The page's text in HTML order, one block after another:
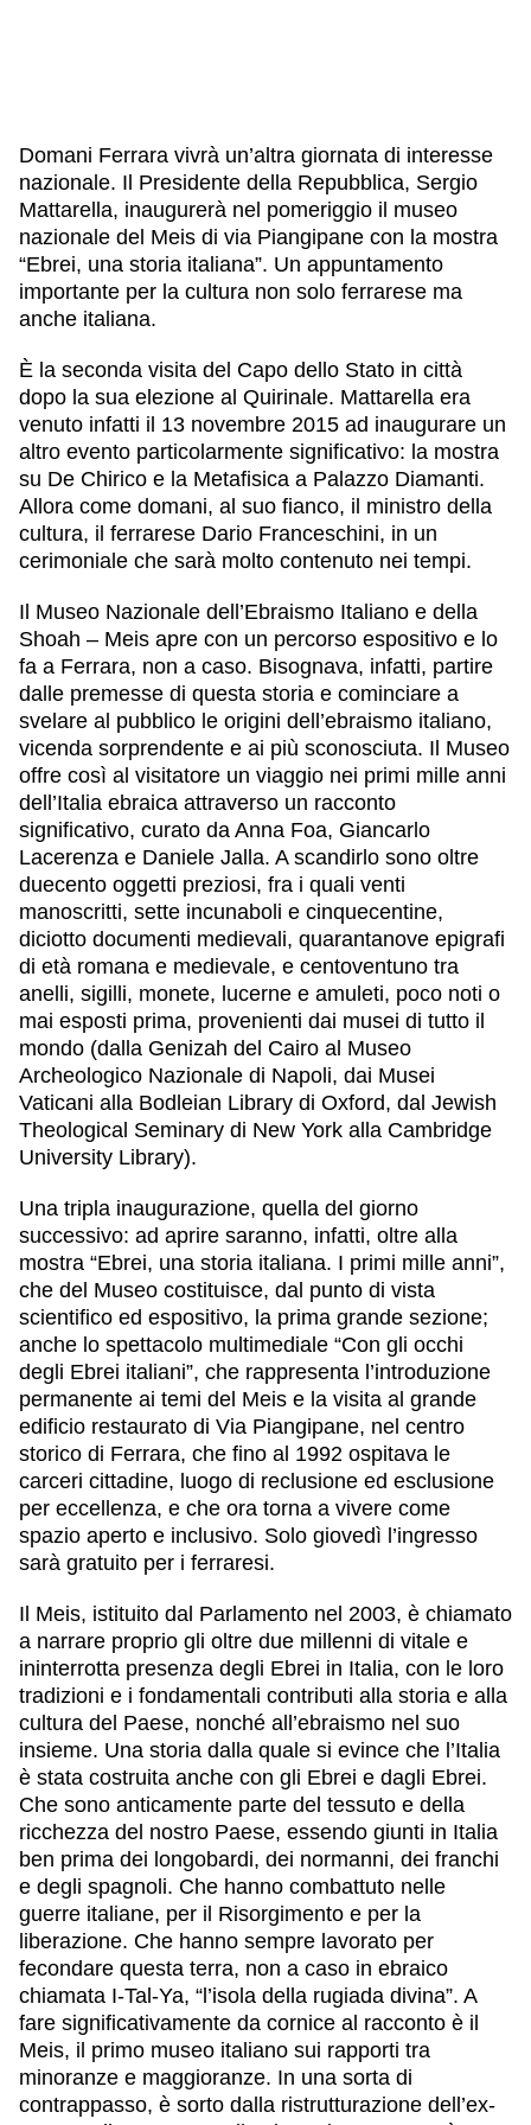
CALENDARIO & FESTIVITÀ
OGGETTI & SIMBOLI
IL CICLO DELLA VITA
#ITALIAEBRAICA
Domani Ferrara vivrà un’altra giornata di interesse
nazionale. Il Presidente della Repubblica, Sergio
Mattarella, inaugurerà nel pomeriggio il museo
nazionale del Meis di via Piangipane con la mostra
“Ebrei, una storia italiana”. Un appuntamento
importante per la cultura non solo ferrarese ma
anche italiana.
È la seconda visita del Capo dello Stato in città
dopo la sua elezione al Quirinale. Mattarella era
venuto infatti il 13 novembre 2015 ad inaugurare un
altro evento particolarmente significativo: la mostra
su De Chirico e la Metafisica a Palazzo Diamanti.
Allora come domani, al suo fianco, il ministro della
cultura, il ferrarese Dario Franceschini, in un
cerimoniale che sarà molto contenuto nei tempi.
Il Museo Nazionale dell’Ebraismo Italiano e della
Shoah – Meis apre con un percorso espositivo e lo
fa a Ferrara, non a caso. Bisognava, infatti, partire
dalle premesse di questa storia e cominciare a
svelare al pubblico le origini dell’ebraismo italiano,
vicenda sorprendente e ai più sconosciuta. Il Museo
offre così al visitatore un viaggio nei primi mille anni
dell’Italia ebraica attraverso un racconto
significativo, curato da Anna Foa, Giancarlo
Lacerenza e Daniele Jalla. A scandirlo sono oltre
duecento oggetti preziosi, fra i quali venti
manoscritti, sette incunaboli e cinquecentine,
diciotto documenti medievali, quarantanove epigrafi
di età romana e medievale, e centoventuno tra
anelli, sigilli, monete, lucerne e amuleti, poco noti o
mai esposti prima, provenienti dai musei di tutto il
mondo (dalla Genizah del Cairo al Museo
Archeologico Nazionale di Napoli, dai Musei
Vaticani alla Bodleian Library di Oxford, dal Jewish
Theological Seminary di New York alla Cambridge
University Library).
Una tripla inaugurazione, quella del giorno
successivo: ad aprire saranno, infatti, oltre alla
mostra “Ebrei, una storia italiana. I primi mille anni”,
che del Museo costituisce, dal punto di vista
scientifico ed espositivo, la prima grande sezione;
anche lo spettacolo multimediale “Con gli occhi
degli Ebrei italiani”, che rappresenta l’introduzione
permanente ai temi del Meis e la visita al grande
edificio restaurato di Via Piangipane, nel centro
storico di Ferrara, che fino al 1992 ospitava le
carceri cittadine, luogo di reclusione ed esclusione
per eccellenza, e che ora torna a vivere come
spazio aperto e inclusivo. Solo giovedì l’ingresso
sarà gratuito per i ferraresi.
Il Meis, istituito dal Parlamento nel 2003, è chiamato
a narrare proprio gli oltre due millenni di vitale e
ininterrotta presenza degli Ebrei in Italia, con le loro
tradizioni e i fondamentali contributi alla storia e alla
cultura del Paese, nonché all’ebraismo nel suo
insieme. Una storia dalla quale si evince che l’Italia
è stata costruita anche con gli Ebrei e dagli Ebrei.
Che sono anticamente parte del tessuto e della
ricchezza del nostro Paese, essendo giunti in Italia
ben prima dei longobardi, dei normanni, dei franchi
e degli spagnoli. Che hanno combattuto nelle
guerre italiane, per il Risorgimento e per la
liberazione. Che hanno sempre lavorato per
fecondare questa terra, non a caso in ebraico
chiamata I-Tal-Ya, “l’isola della rugiada divina”. A
fare significativamente da cornice al racconto è il
Meis, il primo museo italiano sui rapporti tra
minoranze e maggioranze. In una sorta di
contrappasso, è sorto dalla ristrutturazione dell’ex-